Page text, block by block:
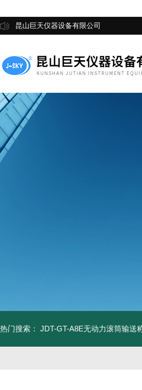
昆山巨天仪器设备有限公司
热门搜索： JDT-GT-A8E无动力滚筒输送